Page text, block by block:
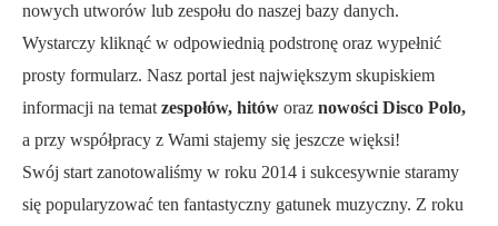
nowych utworów lub zespołu do naszej bazy danych.
Wystarczy kliknąć w odpowiednią podstronę oraz wypełnić
prosty formularz. Nasz portal jest największym skupiskiem
informacji na tematzespołów, hitów oraz nowości Disco Polo,
a przy współpracy z Wami stajemy się jeszcze więksi!
Swój start zanotowaliśmy w roku 2014 i sukcesywnie staramy
się popularyzować ten fantastyczny gatunek muzyczny. Z roku